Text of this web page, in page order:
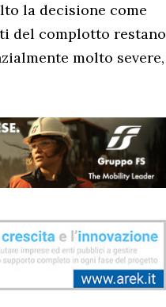
la decisione come
del complotto restano
molto severe,